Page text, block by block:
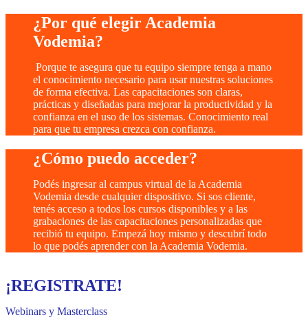
¿Por qué elegir Academia
Vodemia?
Porque te asegura que tu equipo siempre tenga a mano
el conocimiento necesario para usar nuestras soluciones
de forma efectiva. Las capacitaciones son claras,
prácticas y diseñadas para mejorar la productividad y la
confianza en el uso de los sistemas. Conocimiento real
para que tu empresa crezca con confianza.
¿Cómo puedo acceder?
Podés ingresar al campus virtual de la Academia
Vodemia desde cualquier dispositivo. Si sos cliente,
tenés acceso a todos los cursos disponibles y a las
grabaciones de las capacitaciones personalizadas que
recibió tu equipo. Empezá hoy mismo y descubrí todo
lo que podés aprender con la Academia Vodemia.
¡REGISTRATE!
Webinars y Masterclass